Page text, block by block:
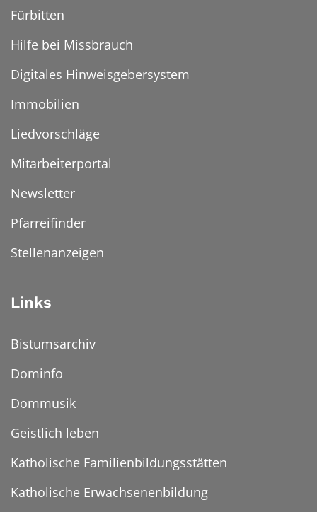
Fürbitten
Hilfe bei Missbrauch
Digitales Hinweisgebersystem
Immobilien
Liedvorschläge
Mitarbeiterportal
Newsletter
Pfarreifinder
Stellenanzeigen
Links
Bistumsarchiv
Dominfo
Dommusik
Geistlich leben
Katholische Familienbildungsstätten
Katholische Erwachsenenbildung